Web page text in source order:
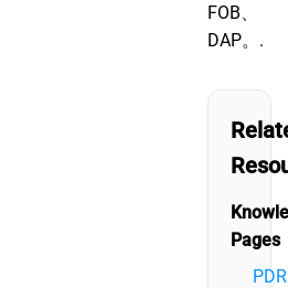
FOB、
DAP。.
Pages
PDR